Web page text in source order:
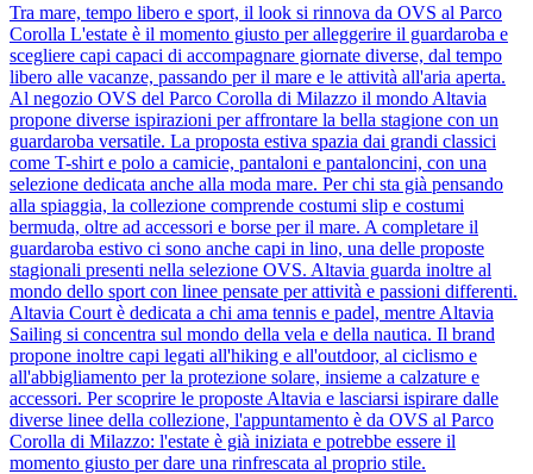
Tra mare, tempo libero e sport, il look si rinnova da OVS al Parco
Corolla L'estate è il momento giusto per alleggerire il guardaroba e
scegliere capi capaci di accompagnare giornate diverse, dal tempo
libero alle vacanze, passando per il mare e le attività all'aria aperta.
Al negozio OVS del Parco Corolla di Milazzo il mondo Altavia
propone diverse ispirazioni per affrontare la bella stagione con un
guardaroba versatile. La proposta estiva spazia dai grandi classici
come T-shirt e polo a camicie, pantaloni e pantaloncini, con una
selezione dedicata anche alla moda mare. Per chi sta già pensando
alla spiaggia, la collezione comprende costumi slip e costumi
bermuda, oltre ad accessori e borse per il mare. A completare il
guardaroba estivo ci sono anche capi in lino, una delle proposte
stagionali presenti nella selezione OVS. Altavia guarda inoltre al
mondo dello sport con linee pensate per attività e passioni differenti.
Altavia Court è dedicata a chi ama tennis e padel, mentre Altavia
Sailing si concentra sul mondo della vela e della nautica. Il brand
propone inoltre capi legati all'hiking e all'outdoor, al ciclismo e
all'abbigliamento per la protezione solare, insieme a calzature e
accessori. Per scoprire le proposte Altavia e lasciarsi ispirare dalle
diverse linee della collezione, l'appuntamento è da OVS al Parco
Corolla di Milazzo: l'estate è già iniziata e potrebbe essere il
momento giusto per dare una rinfrescata al proprio stile.